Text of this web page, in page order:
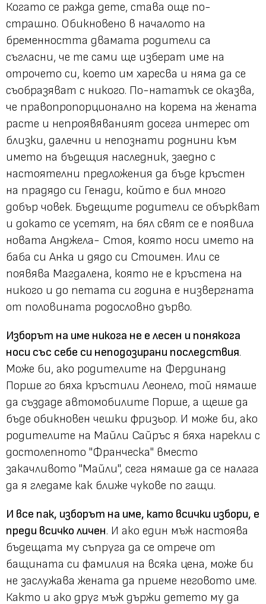
Когато се ражда дете, става още по-
страшно. Обикновено в началото на
бременността двамата родители са
съгласни, че те сами ще изберат име на
отрочето си, което им харесва и няма да се
съобразяват с никого. По-нататък се оказва,
че правопропорционално на корема на жената
расте и непроявяваният досега интерес от
близки, далечни и непознати роднини към
името на бъдещия наследник, заедно с
настоятелни предложения да бъде кръстен
на прадядо си Генади, който е бил много
добър човек. Бъдещите родители се объркват
и докато се усетят, на бял свят се е появила
новата Анджела- Стоя, която носи името на
баба си Анка и дядо си Стоимен. Или се
появява Магдалена, която не е кръстена на
никого и до петата си година е низвергната
от половината родословно дърво.
Изборът на име никога не е лесен и понякога
носи със себе си неподозирани последствия.
Може би, ако родителите на Фердинанд
Порше го бяха кръстили Леонело, той нямаше
да създаде автомобилите Порше, а щеше да
бъде обикновен чешки фризьор. И може би, ако
родителите на Майли Сайръс я бяха нарекли с
достолепното "Франческа" вместо
закачливото "Майли", сега нямаше да се налага
да я гледаме как ближе чукове по гащи.
И все пак, изборът на име, като всички избори, е
преди всичко личен. И ако един мъж настоява
бъдещата му съпруга да се отрече от
бащината си фамилия на всяка цена, може би
не заслужава жената да приеме неговото име.
Както и ако друг мъж държи детето му да